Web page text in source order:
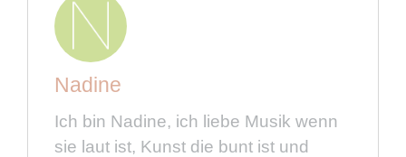
Nadine
Ich bin Nadine, ich liebe Musik wenn
sie laut ist, Kunst die bunt ist und